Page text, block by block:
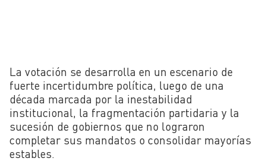
La votación se desarrolla en un escenario de
fuerte incertidumbre política, luego de una
década marcada por la inestabilidad
institucional, la fragmentación partidaria y la
sucesión de gobiernos que no lograron
completar sus mandatos o consolidar mayorías
estables.